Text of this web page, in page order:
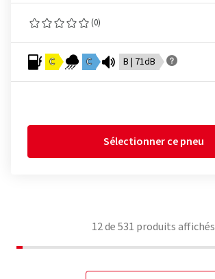
(0)
C C B | 71dB
Sélectionner ce pneu
12de531 produits affichés